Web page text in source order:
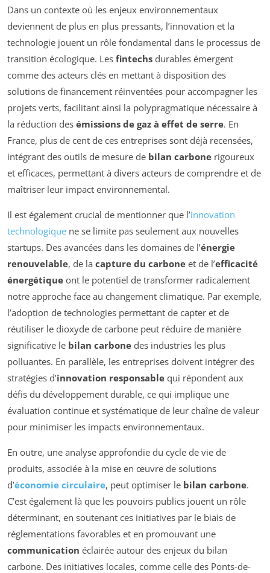
Dans un contexte où les enjeux environnementaux
deviennent de plus en plus pressants, l’innovation et la
technologie jouent un rôle fondamental dans le processus de
transition écologique. Les fintechs durables émergent
comme des acteurs clés en mettant à disposition des
solutions de financement réinventées pour accompagner les
projets verts, facilitant ainsi la polypragmatique nécessaire à
la réduction des émissions de gaz à effet de serre. En
France, plus de cent de ces entreprises sont déjà recensées,
intégrant des outils de mesure de bilan carbone rigoureux
et efficaces, permettant à divers acteurs de comprendre et de
maîtriser leur impact environnemental.
Il est également crucial de mentionner que l’innovation
technologique ne se limite pas seulement aux nouvelles
startups. Des avancées dans les domaines de l’énergie
renouvelable, de la capture du carbone et de l’efficacité
énergétique ont le potentiel de transformer radicalement
notre approche face au changement climatique. Par exemple,
l’adoption de technologies permettant de capter et de
réutiliser le dioxyde de carbone peut réduire de manière
significative le bilan carbone des industries les plus
polluantes. En parallèle, les entreprises doivent intégrer des
stratégies d’innovation responsable qui répondent aux
défis du développement durable, ce qui implique une
évaluation continue et systématique de leur chaîne de valeur
pour minimiser les impacts environnementaux.
En outre, une analyse approfondie du cycle de vie de
produits, associée à la mise en œuvre de solutions
d’économie circulaire, peut optimiser le bilan carbone.
C’est également là que les pouvoirs publics jouent un rôle
déterminant, en soutenant ces initiatives par le biais de
réglementations favorables et en promouvant une
communication éclairée autour des enjeux du bilan
carbone. Des initiatives locales, comme celle des Ponts-de-